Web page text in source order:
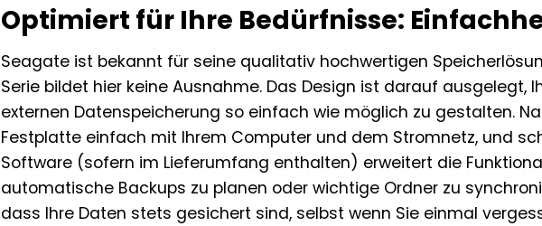
Optimiert für Ihre Bedürfnisse:
Seagate ist bekannt für seine qualitativ hochwertigen
Serie bildet hier keine Ausnahme. Das Design ist darauf ausgelegt,
externen Datenspeicherung so einfach wie möglich zu gestalten.
Festplatte einfach mit Ihrem Computer und dem Stromnetz, und
Software (sofern im Lieferumfang enthalten) erweitert die
automatische Backups zu planen oder wichtige Ordner zu
dass Ihre Daten stets gesichert sind, selbst wenn Sie einmal